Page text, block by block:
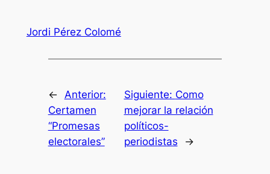
Jordi Pérez Colomé
←
Anterior:
Certamen
“Promesas
electorales”
Siguiente: Como
mejorar la relación
políticos-
periodistas
→